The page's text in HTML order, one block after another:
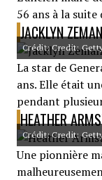
56 ans à la
JACKLYN ZEMAN
Crédit: Credit:
La star de
ans. Elle était
pendant
HEATHER
Crédit: Credit:
Une pionnière